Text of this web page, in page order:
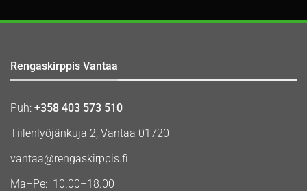
Rengaskirppis Vantaa
Puh: +358 403 573 510
Tiilenlyöjänkuja 2, Vantaa 01720
vantaa@rengaskirppis.fi
Ma–Pe: 10.00–18.00